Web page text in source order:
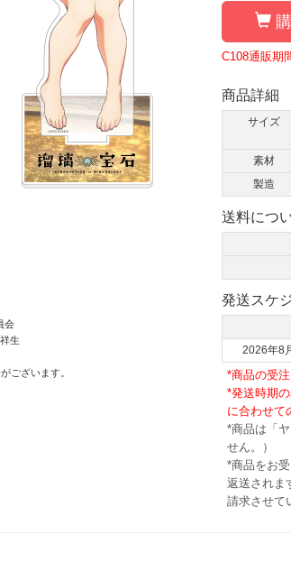
会
生
ございます。
C108通販期
商品詳細
サイズ
素材
製造
送料につ
発送スケ
2026年8
*商品の受
*発送時期
に合わせて
*商品は「
せん。）
*商品をお
返送されま
請求させて